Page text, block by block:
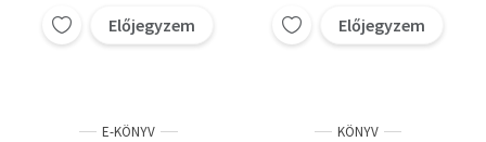
Előjegyzem Előjegyzem
E-KÖNYV KÖNYV